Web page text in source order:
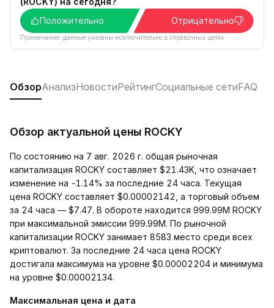
Положительно
Отрицательно
Примечание: данные указаны исключительно в справочных целях.
ОбзорАнализНовостиРейтингСоциальные сетиFAQ
Обзор актуальной цены ROCKY
По состоянию на 7 авг. 2026 г. общая рыночная
капитализация ROCKY составляет $21.43K, что означает
изменение на -1.14% за последние 24 часа. Текущая
цена ROCKY составляет $0.00002142, а торговый объем
за 24 часа — $7.47. В обороте находится 999.99M ROCKY
при максимальной эмиссии 999.99M. По рыночной
капитализации ROCKY занимает 8583 место среди всех
криптовалют. За последние 24 часа цена ROCKY
достигала максимума на уровне $0.00002204 и минимума
на уровне $0.00002134.
Максимальная цена и дата